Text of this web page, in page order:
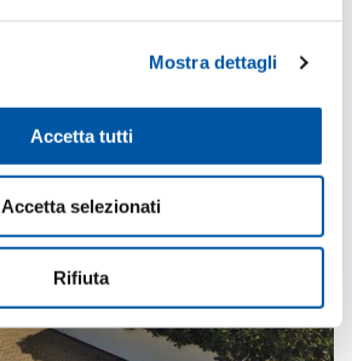
Mostra dettagli
Accetta tutti
Accetta selezionati
Rifiuta